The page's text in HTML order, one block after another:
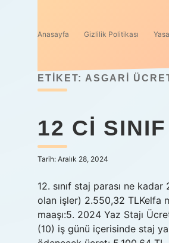
Anasayfa Gizlilik Politikası
ETIKET: ASGARI
12 CI
Tarih: Aralık 28, 2024
12. sınıf staj parası ne
olan işler) 2.550,32 TLKelfa
maaşı:5. 2024 Yaz Stajı
(10) iş günü içerisinde staj